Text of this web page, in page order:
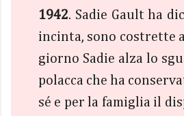
1942. Sadie Gault ha
incinta, sono costrette
giorno Sadie alza lo
polacca che ha
sé e per la famiglia il